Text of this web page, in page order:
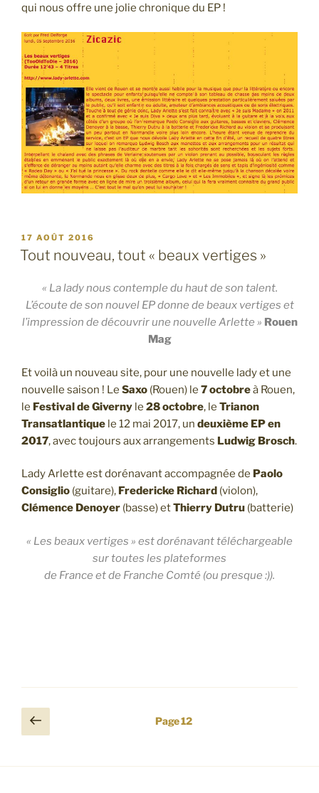
qui nous offre une jolie chronique du EP !
PUBLIÉ
LE
17 AOÛT 2016
Tout nouveau, tout « beaux vertiges »
« La lady nous contemple du haut de son talent.
L’écoute de son nouvel EP donne de beaux vertiges et
l’impression de découvrir une nouvelle Arlette » Rouen
Mag
Et voilà un nouveau site, pour une nouvelle lady et une
nouvelle saison ! Le Saxo (Rouen) le 7 octobreà Rouen,
le Festival de Giverny le 28 octobre, le Trianon
Transatlantique le 12 mai 2017, un deuxième EP en
2017, avec toujours aux arrangements Ludwig Brosch.
Lady Arlette est dorénavant accompagnée de Paolo
Consiglio (guitare), Fredericke Richard (violon),
Clémence Denoyer (basse) etThierry Dutru (batterie)
« Les beaux vertiges » est dorénavant téléchargeable
sur toutes les plateformes
de France et de Franche Comté (ou presque :)).
Pagination
des
Page
précédente
Page12